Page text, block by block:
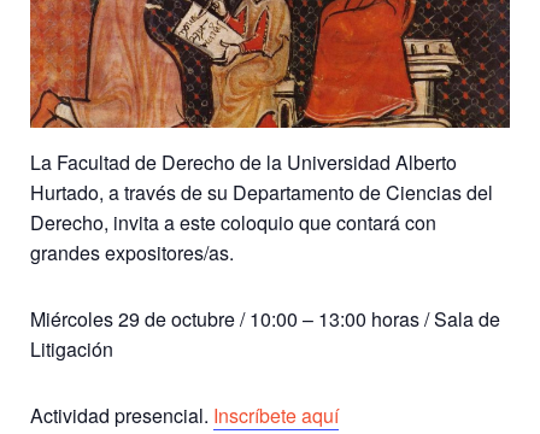
La Facultad de Derecho de la Universidad Alberto
Hurtado, a través de su Departamento de Ciencias del
Derecho, invita a este coloquio que contará con
grandes expositores/as.
Miércoles 29 de octubre / 10:00 – 13:00 horas / Sala de
Litigación
Actividad presencial. Inscríbete aquí